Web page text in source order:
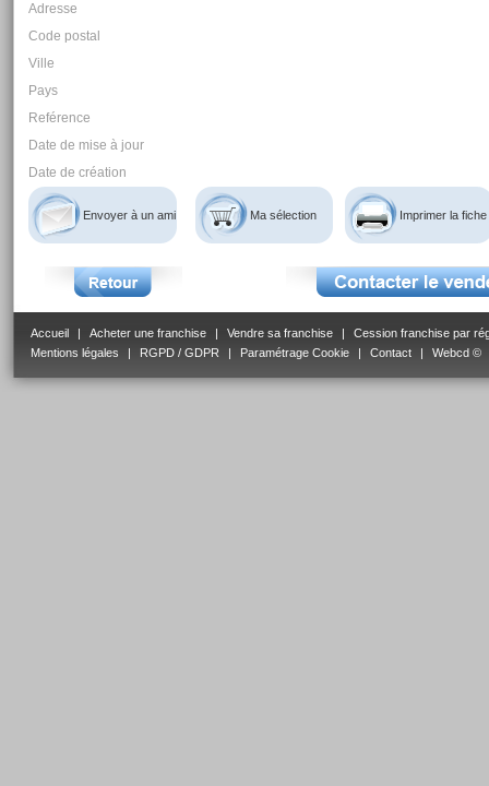
Adresse
Code postal
Ville
Pays
Reférence
Date de mise à jour
Date de création
Envoyer à un ami Ma sélection Imprimer la fiche
Accueil Acheter une franchise Vendre sa franchise
Cession franchise par
Mentions légales
RGPD / GDPR Paramétrage Cookie Contact Webcd ©